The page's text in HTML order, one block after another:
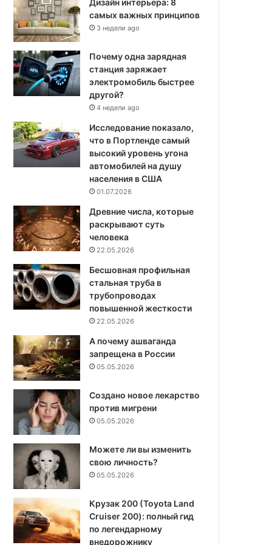
Дизайн интерьера: 8
самых важных принципов
3 недели ago
Почему одна зарядная
станция заряжает
электромобиль быстрее
другой?
4 недели ago
Исследование показало,
что в Портленде самый
высокий уровень угона
автомобилей на душу
населения в США
01.07.2026
Древние числа, которые
раскрывают суть
человека
22.05.2026
Бесшовная профильная
стальная труба в
трубопроводах
повышенной жесткости
22.05.2026
А почему ашваганда
запрещена в России
05.05.2026
Создано новое лекарство
против мигрени
05.05.2026
Можете ли вы изменить
свою личность?
05.05.2026
Крузак 200 (Toyota Land
Cruiser 200): полный гид
по легендарному
внедорожнику